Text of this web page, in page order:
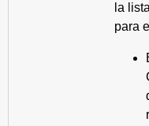
la
para